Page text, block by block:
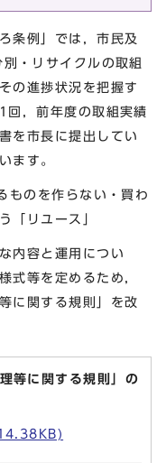
条例」では，市民及
別・リサイクルの取組
の進捗状況を把握す
回，前年度の取組実績
を市長に提出してい
ます。
のを作らない・買わ
「リユース」
内容と運用につい
式等を定めるため，
に関する規則」を改
等に関する規則」の